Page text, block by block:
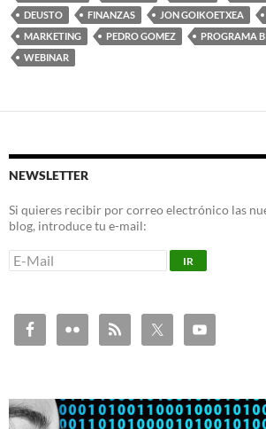
DEUSTO
FINANZAS JON GOIKOETXEA
MARKETING
PEDRO GOMEZ PROGRAMA
WEBINAR
NEWSLETTER
Si quieres recibir por correo electrónico las
blog, introduce tu e-mail: